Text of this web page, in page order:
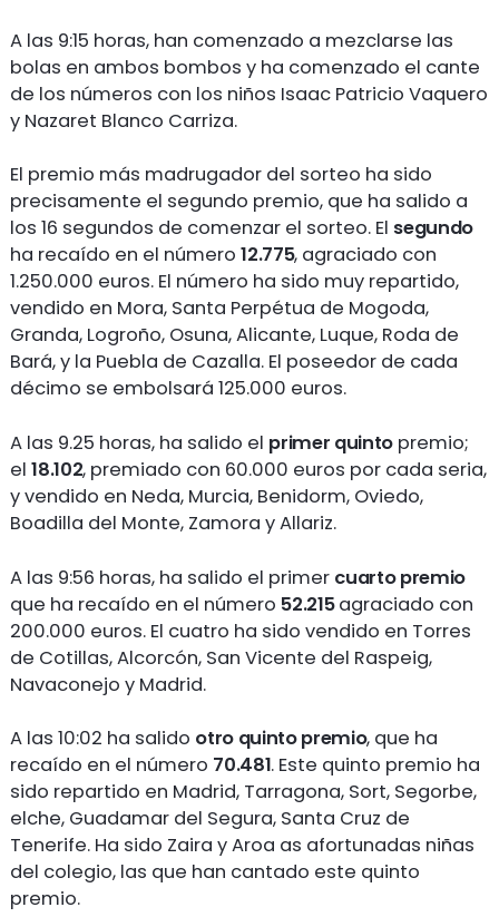
A las 9:15 horas, han comenzado a mezclarse las
bolas en ambos bombos y ha comenzado el cante
de los números con los niños Isaac Patricio Vaquero
y Nazaret Blanco Carriza.
El premio más madrugador del sorteo ha sido
precisamente el segundo premio, que ha salido a
los 16 segundos de comenzar el sorteo. El segundo
ha recaído en el número12.775, agraciado con
1.250.000 euros. El número ha sido muy repartido,
vendido en Mora, Santa Perpétua de Mogoda,
Granda, Logroño, Osuna, Alicante, Luque, Roda de
Bará, y la Puebla de Cazalla. El poseedor de cada
décimo se embolsará 125.000 euros.
A las 9.25 horas, ha salido el primer quinto premio;
el18.102, premiado con 60.000 euros por cada seria,
y vendido en Neda, Murcia, Benidorm, Oviedo,
Boadilla del Monte, Zamora y Allariz.
A las 9:56 horas, ha salido el primer cuarto premio
que ha recaído en el número 52.215agraciado con
200.000 euros. El cuatro ha sido vendido en Torres
de Cotillas, Alcorcón, San Vicente del Raspeig,
Navaconejo y Madrid.
A las 10:02 ha salido otro quinto premio, que ha
recaído en el número 70.481. Este quinto premio ha
sido repartido en Madrid, Tarragona, Sort, Segorbe,
elche, Guadamar del Segura, Santa Cruz de
Tenerife. Ha sido Zaira y Aroa as afortunadas niñas
del colegio, las que han cantado este quinto
premio.